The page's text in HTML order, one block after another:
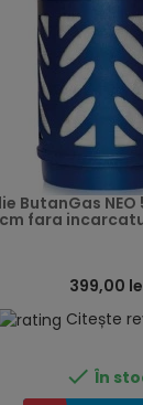
ButanGas NEO
cm fara
399,00
Citește
 În